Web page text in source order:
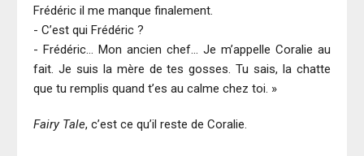
Frédéric il me manque finalement.
- C’est qui Frédéric ?
- Frédéric… Mon ancien chef… Je m’appelle Coralie au
fait. Je suis la mère de tes gosses. Tu sais, la chatte
que tu remplis quand t’es au calme chez toi. »
Fairy Tale, c’est ce qu’il reste de Coralie.